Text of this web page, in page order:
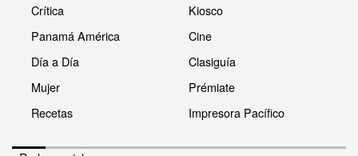
Crítica
Panamá América
Día a Día
Mujer
Recetas
Kiosco
Cine
Clasiguía
Prémiate
Impresora Pacífico